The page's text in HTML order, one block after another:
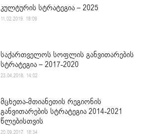
კულტურის სტრატეგია – 2025
11.02.2019. 18:09
საქართველოს სოფლის განვითარების
სტრატეგია – 2017-2020
23.04.2018. 14:02
მცხეთა-მთიანეთის რეგიონის
განვითარების სტრატეგია 2014-2021
წლებისთვის
20.09.2017. 18:34